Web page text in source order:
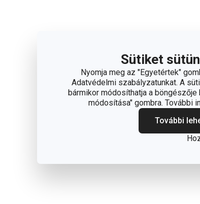
Sütiket
Nyomja meg az "Egyetértek"
Adatvédelmi szabályzatunkat. A
bármikor módosíthatja a
módosítása" gombra. További
További